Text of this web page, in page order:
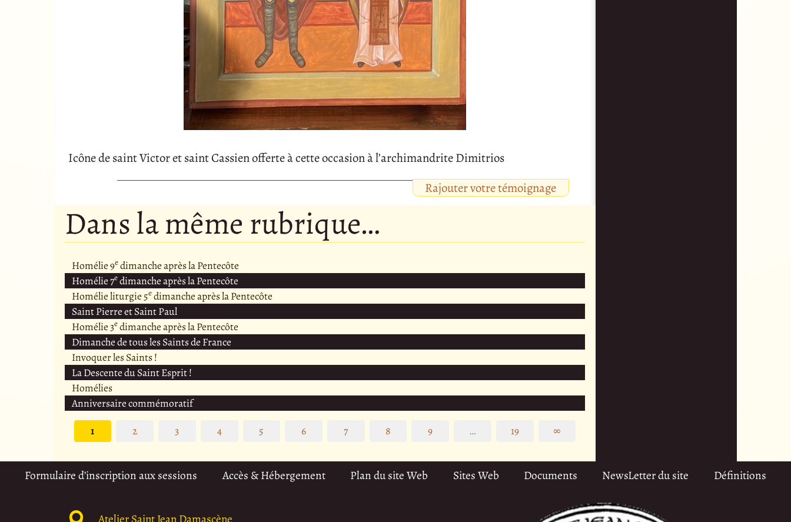
Icône de saint Victor et saint Cassien offerte à cette occasion à l’archimandrite Dimitrios
Rajouter votre témoignage
Dans la même rubrique…
Homélie 9edimanche après la Pentecôte
Homélie 7edimanche après la Pentecôte
Homélie liturgie 5edimanche après la Pentecôte
Saint Pierre et Saint Paul
Homélie 3edimanche après la Pentecôte
Dimanche de tous les Saints de France
Invoquer les Saints !
La Descente du Saint Esprit !
Homélies
Anniversaire commémoratif
1
2 3 4 5 6 7 8 9 … 19 ∞
Formulaire d’inscription aux sessions Accès & Hébergement Plan du site Web Sites Web Documents NewsLetter du site Définitions